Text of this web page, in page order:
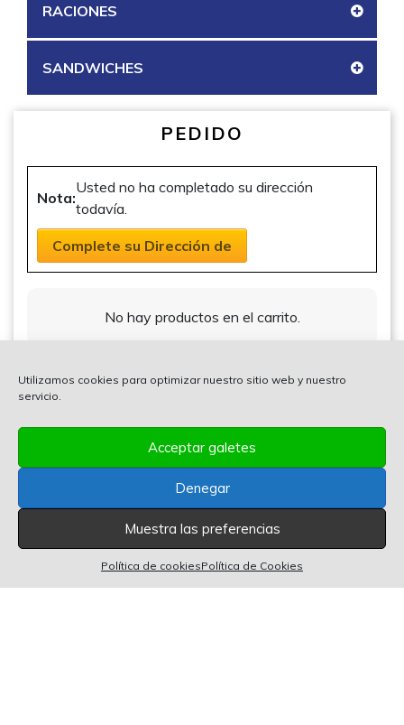
Utilizamos cookies para optimizar nuestro sitio web y nuestro
servicio.
Acceptar galetes
Denegar
Muestra las preferencias
Política de cookiesPolítica de Cookies
0 0 artículos en el carrito
RACIONES
SANDWICHES
PEDIDO
Nota:
Usted no ha completado su dirección
todavía.
Complete su Dirección de
No hay productos en el carrito.